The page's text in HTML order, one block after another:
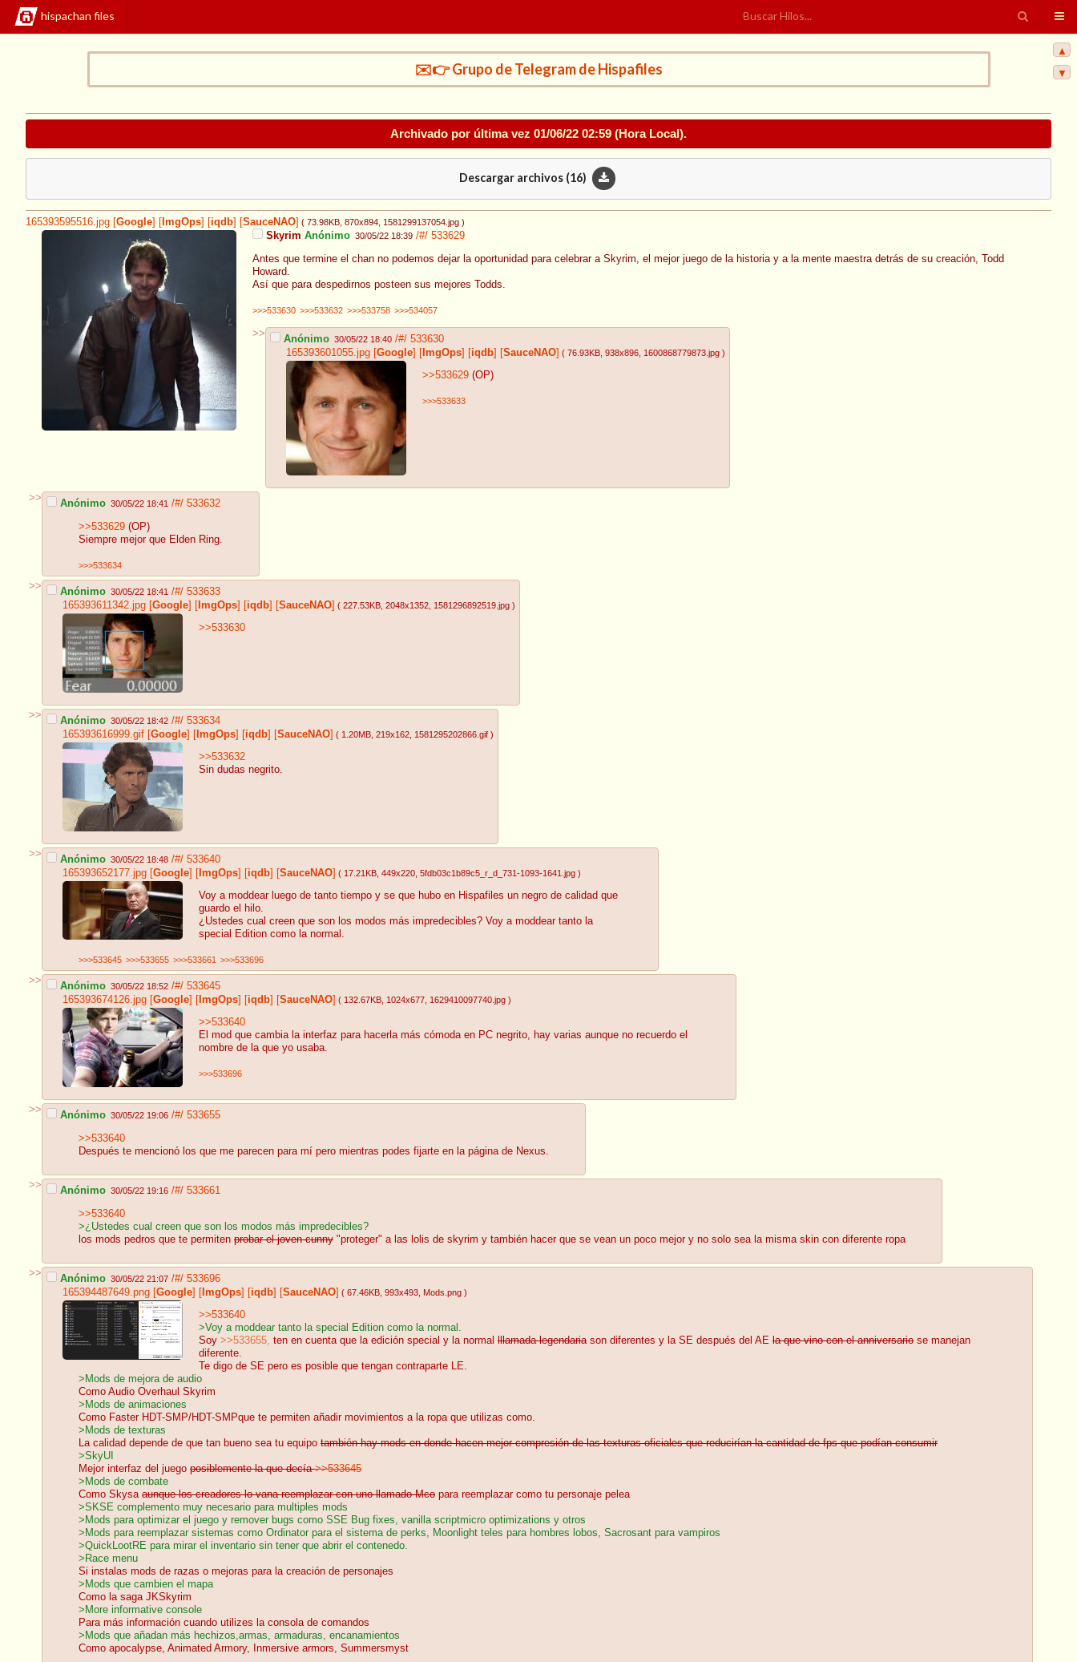
hispachan files
✉️👉 Grupo de Telegram de Hispafiles
Archivado por última vez 01/06/22 02:59 (Hora Local).
Descargar archivos (16)
165393595516.jpg Google ImgOps iqdb SauceNAO ( 73.98KB , 870x894 , 1581299137054.jpg )
Skyrim Anónimo 30/05/22 18:39 /#/ 533629
Antes que termine el chan no podemos dejar la oportunidad para celebrar a Skyrim, el mejor juego de la historia y a la mente maestra detrás de su creación, Todd
Howard.
Así que para despedirnos posteen sus mejores Todds.
>>>533630 >>>533632 >>>533758 >>>534057
>> Anónimo 30/05/22 18:40 /#/ 533630
165393601055.jpg [Google] [ ImgOps] [iqdb] [SauceNAO] ( 76.93KB , 938x896 , 1600868779873.jpg )
>>533629 (OP)
>>>533633
>> Anónimo 30/05/22 18:41 /#/ 533632
>>533629 (OP)
Siempre mejor que Elden Ring.
>>>533634
>> Anónimo 30/05/22 18:41 /#/ 533633
165393611342.jpg [Google] [ ImgOps] [iqdb] [SauceNAO] ( 227.53KB , 2048x1352 , 1581296892519.jpg )
>>533630
>> Anónimo 30/05/22 18:42 /#/ 533634
165393616999.gif [Google] [ ImgOps] [iqdb] [SauceNAO] ( 1.20MB , 219x162 , 1581295202866.gif )
>>533632
Sin dudas negrito.
>> Anónimo 30/05/22 18:48 /#/ 533640
165393652177.jpg [Google] [ ImgOps] [iqdb] [SauceNAO] ( 17.21KB , 449x220 , 5fdb03c1b89c5_r_d_731-1093-1641.jpg )
Voy a moddear luego de tanto tiempo y se que hubo en Hispafiles un negro de calidad que
guardo el hilo.
¿Ustedes cual creen que son los modos más impredecibles? Voy a moddear tanto la
special Edition como la normal.
>>>533645 >>>533655 >>>533661 >>>533696
>> Anónimo 30/05/22 18:52 /#/ 533645
165393674126.jpg [Google] [ ImgOps] [iqdb] [SauceNAO] ( 132.67KB , 1024x677 , 1629410097740.jpg )
>>533640
El mod que cambia la interfaz para hacerla más cómoda en PC negrito, hay varias aunque no recuerdo el
nombre de la que yo usaba.
>>>533696
>> Anónimo 30/05/22 19:06 /#/ 533655
>>533640
Después te mencionó los que me parecen para mí pero mientras podes fijarte en la página de Nexus.
>> Anónimo 30/05/22 19:16 /#/ 533661
>>533640
>¿Ustedes cual creen que son los modos más impredecibles?
los mods pedros que te permiten probar el joven cunny "proteger" a las lolis de skyrim y también hacer que se vean un poco mejor y no solo sea la misma skin con diferente ropa
>> Anónimo 30/05/22 21:07 /#/ 533696
165394487649.png [Google] [ ImgOps] [iqdb] [SauceNAO] ( 67.46KB , 993x493 , Mods.png )
>>533640
>Voy a moddear tanto la special Edition como la normal.
Soy >>533655, ten en cuenta que la edición special y la normal lllamada legendariason diferentes y la SE después del AE la que vino con el anniversario se manejan
diferente.
Te digo de SE pero es posible que tengan contraparte LE.
>Mods de mejora de audio
Como Audio Overhaul Skyrim
>Mods de animaciones
Como Faster HDT-SMP/HDT-SMPque te permiten añadir movimientos a la ropa que utilizas como.
>Mods de texturas
La calidad depende de que tan bueno sea tu equipo también hay mods en donde hacen mejor compresión de las texturas oficiales que reducirían la cantidad de fps que podían consumir
>SkyUI
Mejor interfaz del juego posiblemente la que decía>>533645
>Mods de combate
Como Skysa aunque los creadores lo vana reemplazar con uno llamado Mco para reemplazar como tu personaje pelea
>SKSE complemento muy necesario para multiples mods
>Mods para optimizar el juego y remover bugs como SSE Bug fixes, vanilla scriptmicro optimizations y otros
>Mods para reemplazar sistemas como Ordinator para el sistema de perks, Moonlight teles para hombres lobos, Sacrosant para vampiros
>QuickLootRE para mirar el inventario sin tener que abrir el contenedo.
>Race menu
Si instalas mods de razas o mejoras para la creación de personajes
>Mods que cambien el mapa
Como la saga JKSkyrim
>More informative console
Para más información cuando utilizes la consola de comandos
>Mods que añadan más hechizos,armas, armaduras, encanamientos
Como apocalypse, Animated Armory, Inmersive armors, Summersmyst
▲
▼